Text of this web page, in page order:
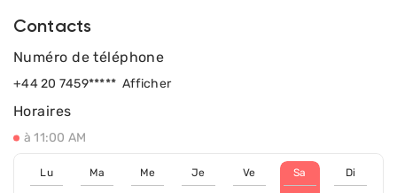
Contacts
Horaires
à 11:00 AM
Lu
Ma
Me
Je
Ve
Sa
Di
Numéro de téléphone
+44 20 7459***** Afficher